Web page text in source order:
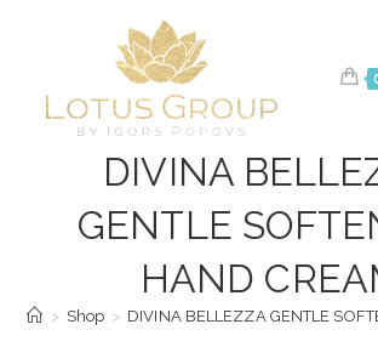
DIVINA
GENTLE
HAND
> Shop > DIVINA BELLEZZA GENTLE